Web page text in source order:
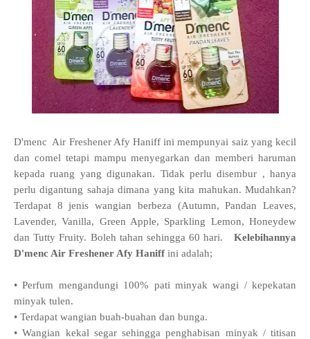
D'menc Air Freshener Afy Haniff ini mempunyai saiz yang kecil
dan comel tetapi mampu menyegarkan dan memberi haruman
kepada ruang yang digunakan. Tidak perlu disembur , hanya
perlu digantung sahaja dimana yang kita mahukan. Mudahkan?
Terdapat 8 jenis wangian berbeza (Autumn, Pandan Leaves,
Lavender, Vanilla, Green Apple, Sparkling Lemon, Honeydew
dan Tutty Fruity. Boleh tahan sehingga 60 hari. Kelebihannya
D'menc Air Freshener Afy Haniff ini adalah;
• Perfum mengandungi 100% pati minyak wangi / kepekatan
minyak tulen.
• Terdapat wangian buah-buahan dan bunga.
• Wangian kekal segar sehingga penghabisan minyak / titisan